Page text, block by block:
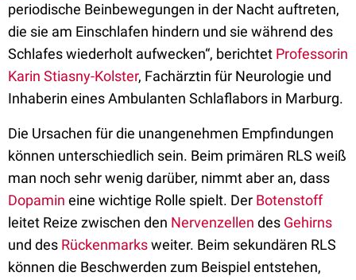
periodische Beinbewegungen in der Nacht auftreten,
die sie am Einschlafen hindern und sie während des
Schlafes wiederholt aufwecken“, berichtet Professorin
Karin Stiasny-Kolster, Fachärztin für Neurologie und
Inhaberin eines Ambulanten Schlaflabors in Marburg.
Die Ursachen für die unangenehmen Empfindungen
können unterschiedlich sein. Beim primären RLS weiß
man noch sehr wenig darüber, nimmt aber an, dass
Dopamin eine wichtige Rolle spielt. Der Botenstoff
leitet Reize zwischen den Nervenzellen des Gehirns
und des Rückenmarksweiter. Beim sekundären RLS
können die Beschwerden zum Beispiel entstehen,